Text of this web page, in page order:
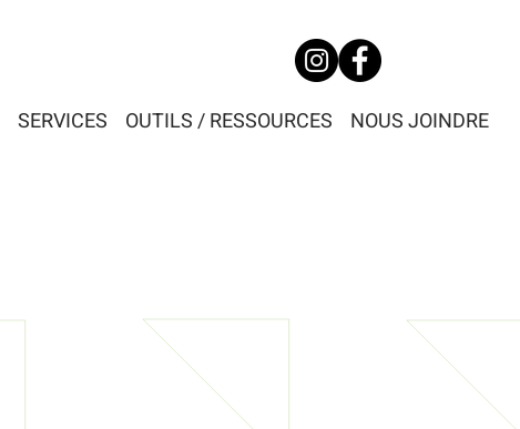
SERVICES OUTILS / RESSOURCES NOUS JOINDRE